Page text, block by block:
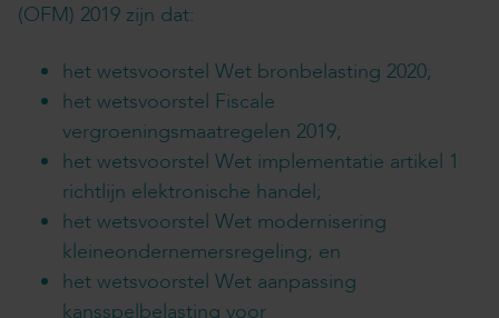
(OFM) 2019 zijn dat:
het wetsvoorstel Wet bronbelasting 2020;
het wetsvoorstel Fiscale
vergroeningsmaatregelen 2019;
het wetsvoorstel Wet implementatie artikel 1
richtlijn elektronische handel;
het wetsvoorstel Wet modernisering
kleineondernemersregeling; en
het wetsvoorstel Wet aanpassing
kansspelbelasting voor